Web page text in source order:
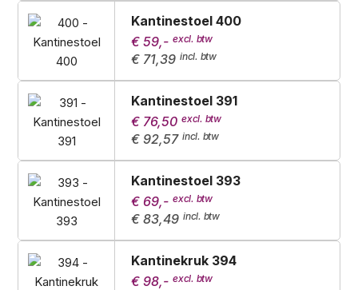
Kantinestoel 400
€ 59,-
€ 71,39
Kantinestoel 391
€ 76,50
€ 92,57
Kantinestoel 393
€ 69,-
€ 83,49
Kantinekruk 394
€ 98,-